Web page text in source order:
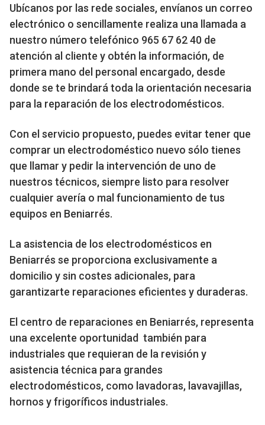
Ubícanos por las rede sociales, envíanos un correo
electrónico o sencillamente realiza una llamada a
nuestro número telefónico 965 67 62 40 de
atención al cliente y obtén la información, de
primera mano del personal encargado, desde
donde se te brindará toda la orientación necesaria
para la reparación de los electrodomésticos.
Con el servicio propuesto, puedes evitar tener que
comprar un electrodoméstico nuevo sólo tienes
que llamar y pedir la intervención de uno de
nuestros técnicos, siempre listo para resolver
cualquier avería o mal funcionamiento de tus
equipos en Beniarrés.
La asistencia de los electrodomésticos en
Beniarrés se proporciona exclusivamente a
domicilio y sin costes adicionales, para
garantizarte reparaciones eficientes y duraderas.
El centro de reparaciones en Beniarrés, representa
una excelente oportunidad también para
industriales que requieran de la revisión y
asistencia técnica para grandes
electrodomésticos, como lavadoras, lavavajillas,
hornos y frigoríficos industriales.